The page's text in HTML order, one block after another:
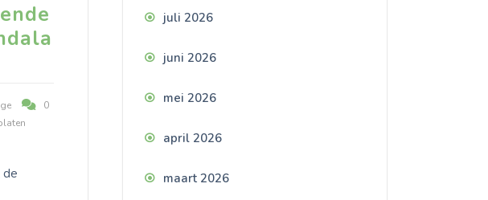
0
de
juli 2026
juni 2026
mei 2026
april 2026
maart 2026